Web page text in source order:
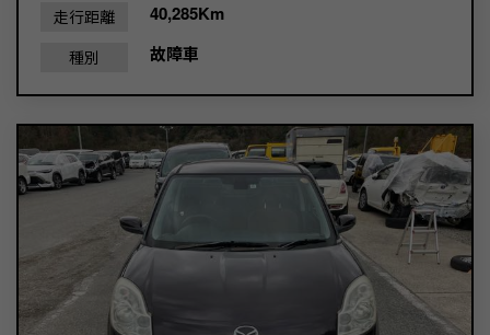
走行距離 40,285Km
種別 故障車